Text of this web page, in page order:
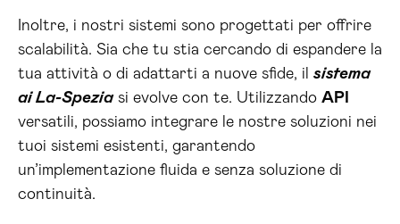
Inoltre, i nostri sistemi sono progettati per offrire
scalabilità. Sia che tu stia cercando di espandere la
tua attività o di adattarti a nuove sfide, il sistema
ai La-Speziasi evolve con te. Utilizzando API
versatili, possiamo integrare le nostre soluzioni nei
tuoi sistemi esistenti, garantendo
un’implementazione fluida e senza soluzione di
continuità.